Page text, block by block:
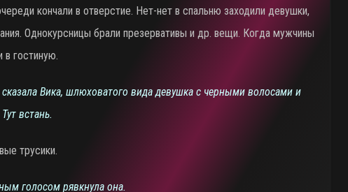
кончали в отверстие. Нет-нет в спальню заходили девушки,
Однокурсницы брали презервативы и др. вещи. Когда мужчины
гостиную.
Вика, шлюховатого вида девушка с черными волосами и
встань.
трусики.
голосом рявкнула она.